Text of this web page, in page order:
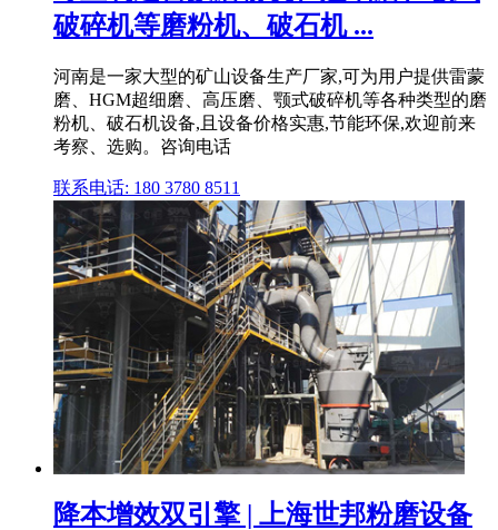
破碎机等磨粉机、破石机 ...
河南是一家大型的矿山设备生产厂家,可为用户提供雷蒙
磨、HGM超细磨、高压磨、颚式破碎机等各种类型的磨
粉机、破石机设备,且设备价格实惠,节能环保,欢迎前来
考察、选购。咨询电话
联系电话: 180 3780 8511
降本增效双引擎 | 上海世邦粉磨设备